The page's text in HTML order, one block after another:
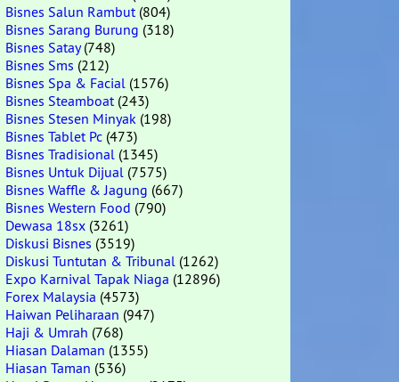
Bisnes Salun Rambut(804)
Bisnes Sarang Burung (318)
Bisnes Satay(748)
Bisnes Sms (212)
Bisnes Spa & Facial (1576)
Bisnes Steamboat(243)
Bisnes Stesen Minyak (198)
Bisnes Tablet Pc (473)
Bisnes Tradisional (1345)
Bisnes Untuk Dijual (7575)
Bisnes Waffle & Jagung (667)
Bisnes Western Food (790)
Dewasa 18sx (3261)
Diskusi Bisnes (3519)
Diskusi Tuntutan & Tribunal (1262)
Expo Karnival Tapak Niaga (12896)
Forex Malaysia (4573)
Haiwan Peliharaan (947)
Haji & Umrah (768)
Hiasan Dalaman (1355)
Hiasan Taman (536)